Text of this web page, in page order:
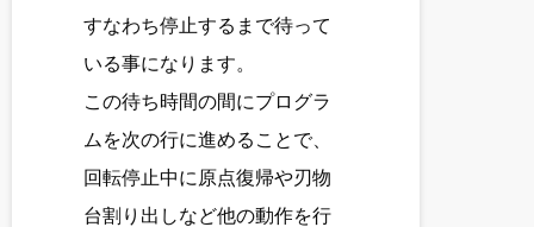
すなわち停止するまで待って
いる事になります。
この待ち時間の間にプログラ
ムを次の行に進めることで、
回転停止中に原点復帰や刃物
台割り出しなど他の動作を行